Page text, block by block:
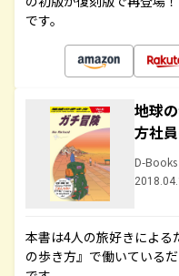
です。
地球
方社
D-Books
本書は4人の旅好きによる
の歩き方』で働いている